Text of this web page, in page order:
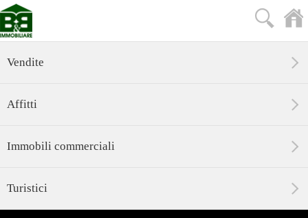
Vendite
Affitti
Immobili commerciali
Turistici